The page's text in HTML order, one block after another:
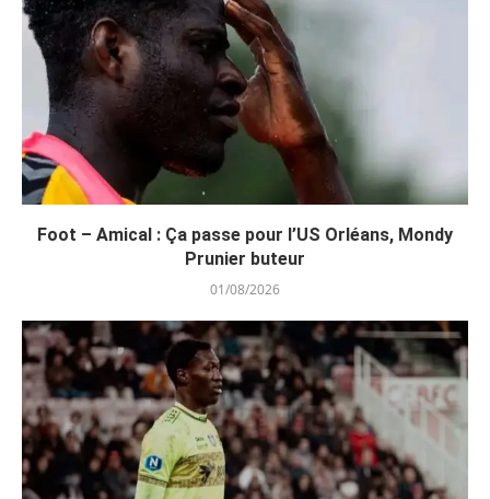
Foot – Amical : Ça passe pour l’US Orléans, Mondy
Prunier buteur
01/08/2026